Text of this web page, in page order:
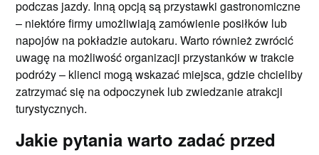
podczas jazdy. Inną opcją są przystawki gastronomiczne
– niektóre firmy umożliwiają zamówienie posiłków lub
napojów na pokładzie autokaru. Warto również zwrócić
uwagę na możliwość organizacji przystanków w trakcie
podróży – klienci mogą wskazać miejsca, gdzie chcieliby
zatrzymać się na odpoczynek lub zwiedzanie atrakcji
turystycznych.
Jakie pytania warto zadać przed